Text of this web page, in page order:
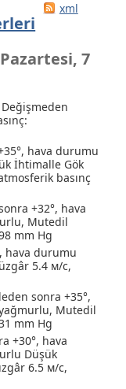
xml
7
hava durumu
İhtimalle Gök
basınç
+32°, hava
, Mutedil
mm Hg
hava durumu
5.4 м/с,
sonra +35°,
, Mutedil
mm Hg
+30°, hava
Düşük
6.5 м/с,